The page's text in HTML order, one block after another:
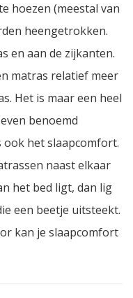
hoezen (meestal van
heengetrokken.
en aan de zijkanten.
matras relatief meer
Het is maar een heel
benoemd
ook het slaapcomfort.
naast elkaar
het bed ligt, dan lig
een beetje uitsteekt.
kan je slaapcomfort